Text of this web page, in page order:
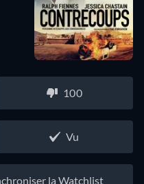
100
Vu
la Watchlist